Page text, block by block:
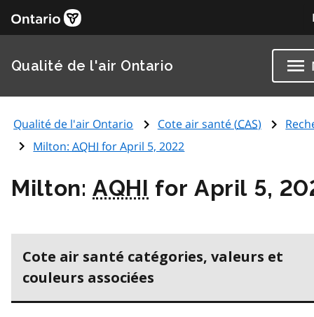
Qualité de l'air Ontario
Qualité de l'air Ontario Cote air santé (CAS)
Milton:AQHI for April 5, 2022
Milton:AQHI for April 5,
Cote air santé catégories, valeurs et
couleurs associées